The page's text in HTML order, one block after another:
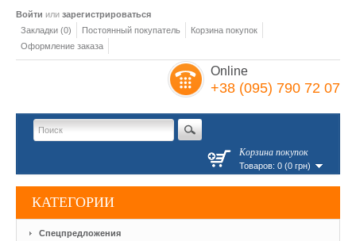
Войти или зарегистрироваться
Закладки (0)
Постоянный покупатель
Корзина покупок
Оформление заказа
Online
+38 (095) 790 72 07
Корзина покупок
Товаров: 0 (0 грн)
КАТЕГОРИИ
Спецпредложения